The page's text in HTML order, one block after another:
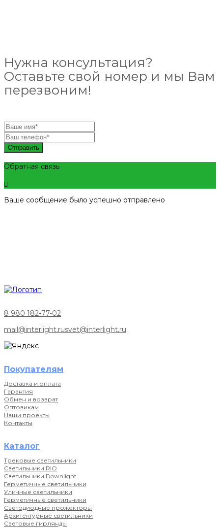
Нужна консультация?
Оставьте свой номер и мы Вам
перезвоним!
Отправить
Обратная связь
Ваше сообщение было успешно отправлено
8 980 182-77-02
mail@interlight.rusvet@interlight.ru
Покупателям
Доставка и оплата
Гарантия
Обмен и возврат
Оптовикам
Наши проекты
Контакты
Каталог
Трековые светильники
Светильники RIO
Светильники Downlight
Герметичные светильники
Уличные светильники
Герметичные светильники
Светодиодные прожекторы
Архитектурные светильники
Световые гирлянды